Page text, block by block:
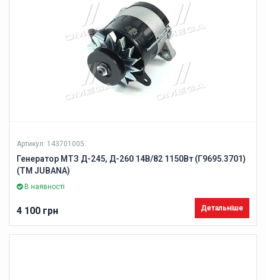
Артикул: 143701005
Генератор МТЗ Д-245, Д-260 14В/82 1150Вт (Г9695.3701)
(ТМ JUBANA)
В наявності
4 100 грн Детальніше